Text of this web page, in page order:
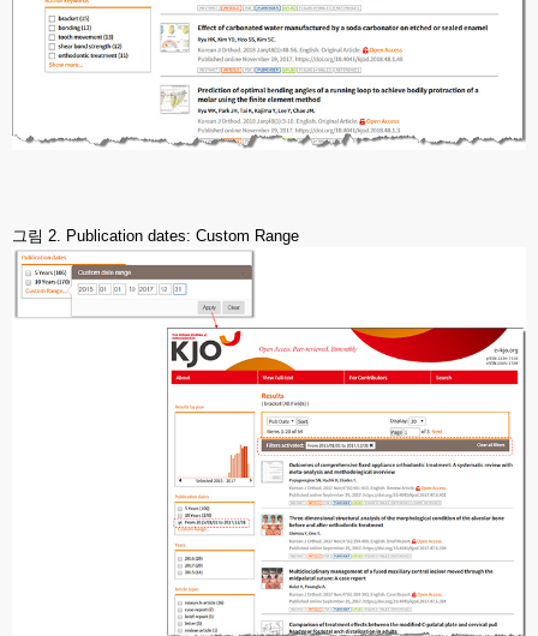
그림 2. Publication dates: Custom Range